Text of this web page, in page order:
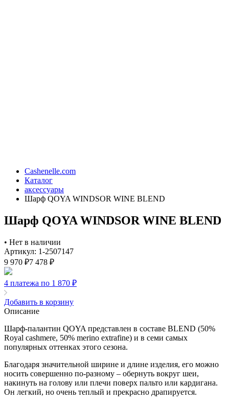
Cashenelle.com
Каталог
аксессуары
Шарф QOYA WINDSOR WINE BLEND
Шарф QOYA WINDSOR WINE BLEND
• Нет в наличии
Артикул: 1-2507147
9 970 ₽7 478 ₽
4 платежа по 1 870 ₽
Добавить в корзину
Описание
Шарф-палантин QOYA представлен в составе BLEND (50%
Royal cashmere, 50% merino extrafine) и в семи самых
популярных оттенках этого сезона.
Благодаря значительной ширине и длине изделия, его можно
носить совершенно по-разному – обернуть вокруг шеи,
накинуть на голову или плечи поверх пальто или кардигана.
Он легкий, но очень теплый и прекрасно драпируется.